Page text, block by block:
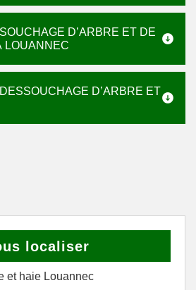
D’ARBRE ET DE
LOUANNEC
D’ARBRE ET
localiser
et haie Louannec